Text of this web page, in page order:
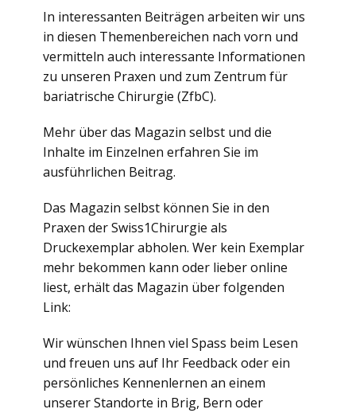
In interessanten Beiträgen arbeiten wir uns
in diesen Themenbereichen nach vorn und
vermitteln auch interessante Informationen
zu unseren Praxen und zum Zentrum für
bariatrische Chirurgie (ZfbC).
Mehr über das Magazin selbst und die
Inhalte im Einzelnen erfahren Sie im
ausführlichen Beitrag.
Das Magazin selbst können Sie in den
Praxen der Swiss1Chirurgie als
Druckexemplar abholen. Wer kein Exemplar
mehr bekommen kann oder lieber online
liest, erhält das Magazin über folgenden
Link:
Wir wünschen Ihnen viel Spass beim Lesen
und freuen uns auf Ihr Feedback oder ein
persönliches Kennenlernen an einem
unserer Standorte in Brig, Bern oder